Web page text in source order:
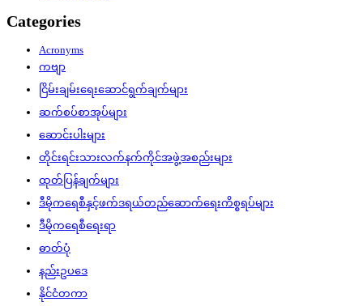
Categories
Acronyms
ကဗျာ
ငြိမ်းချမ်းရေးဆောင်ရွက်ချက်များ
ဆက်စပ်စာအုပ်များ
ဆောင်းပါးများ
တိုင်းရင်းသားလက်နက်ကိုင်အဖွဲ့အစည်းများ
ထုတ်ပြန်ချက်များ
ဒီမိုကရေစီနှင့်ဖက်ဒရယ်တည်ဆောက်‌ရေးကိစ္စရပ်များ
ဒီမိုကရေစီရေးရာ
ဓာတ်ပုံ
နည်းဥပဒေ
နိုင်ငံတကာ